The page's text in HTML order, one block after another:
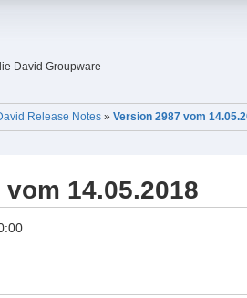
David Groupware
Release Notes» Version 2987 vom
14.05.2018